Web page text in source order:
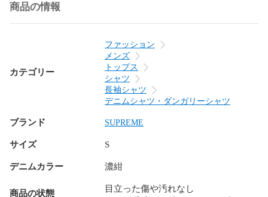
商品の情報
カテゴリー
ファッション
メンズ
トップス
シャツ
長袖シャツ
デニムシャツ・ダンガリーシャツ
ブランド SUPREME
サイズ S
デニムカラー 濃紺
商品の状態 目立った傷や汚れなし